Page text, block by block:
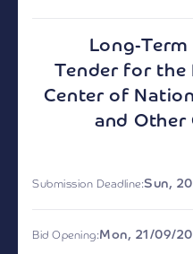
Long-Term
Tender for the
Center of
and Other
Submission Deadline:Sun,
Bid Opening:Mon, 21/09/